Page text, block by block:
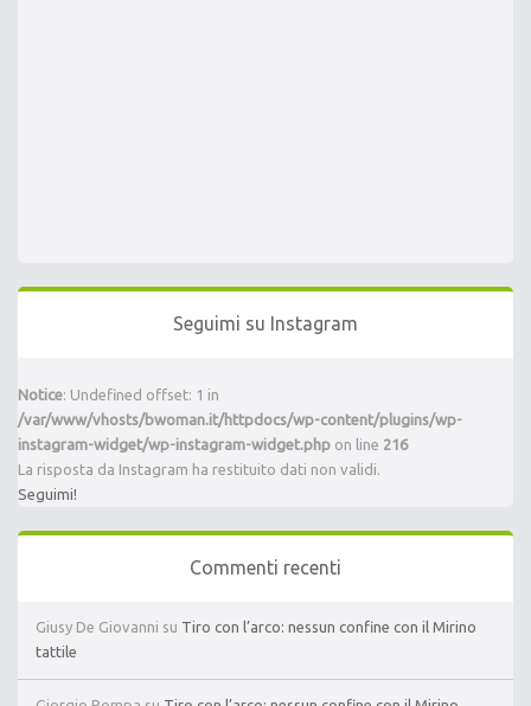
Seguimi su Instagram
Notice: Undefined offset: 1 in
/var/www/vhosts/bwoman.it/httpdocs/wp-content/plugins/wp-
instagram-widget/wp-instagram-widget.php on line 216
La risposta da Instagram ha restituito dati non validi.
Seguimi!
Commenti recenti
Giusy De Giovanni su Tiro con l’arco: nessun confine con il Mirino
tattile